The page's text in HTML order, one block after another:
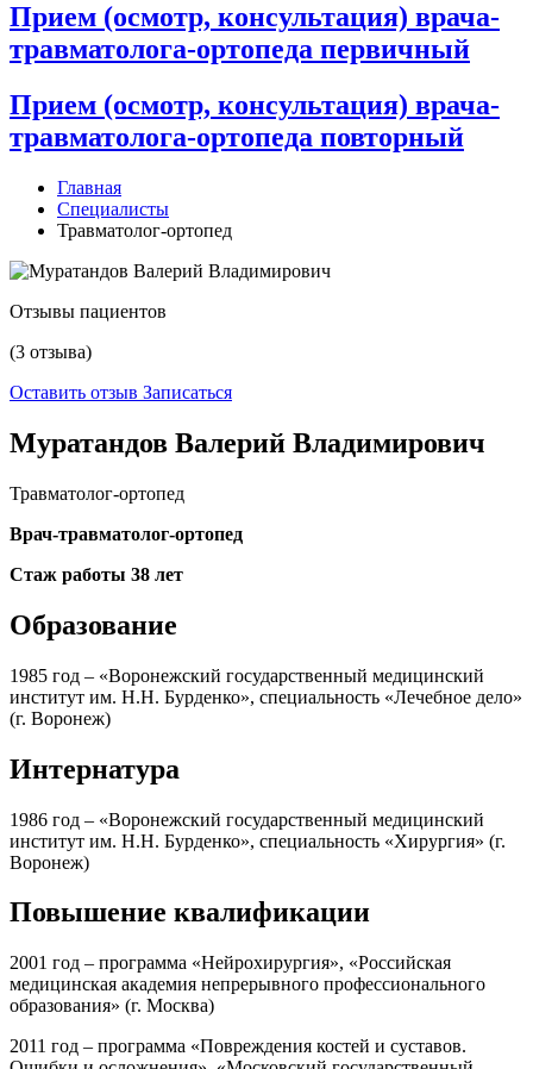
Прием (осмотр, консультация) врача-
травматолога-ортопеда первичный
Прием (осмотр, консультация) врача-
травматолога-ортопеда повторный
Главная
Специалисты
Травматолог-ортопед
Отзывы пациентов
(3 отзыва)
Оставить отзыв Записаться
Муратандов Валерий Владимирович
Травматолог-ортопед
Врач-травматолог-ортопед
Стаж работы 38 лет
Образование
1985 год – «Воронежский государственный медицинский
институт им. Н.Н. Бурденко», специальность «Лечебное дело»
(г. Воронеж)
Интернатура
1986 год – «Воронежский государственный медицинский
институт им. Н.Н. Бурденко», специальность «Хирургия» (г.
Воронеж)
Повышение квалификации
2001 год – программа «Нейрохирургия», «Российская
медицинская академия непрерывного профессионального
образования» (г. Москва)
2011 год – программа «Повреждения костей и суставов.